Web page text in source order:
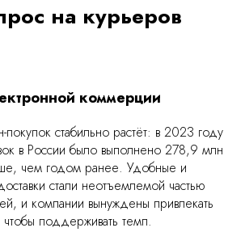
на курьеров
коммерции
покупок стабильно растёт: в 2023 году
в России было выполнено 278,9 млн
чем годом ранее. Удобные и
стали неотъемлемой частью
и компании вынуждены привлекать
поддерживать темп.